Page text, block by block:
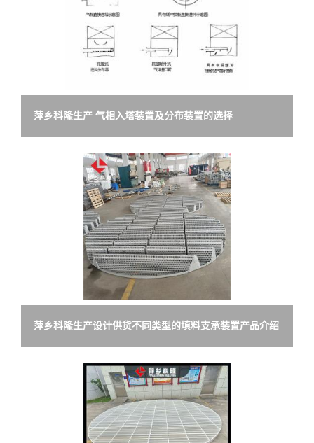
萍乡科隆生产 气相入塔装置及分布装置的选择
萍乡科隆生产设计供货不同类型的填料支承装置产品介绍